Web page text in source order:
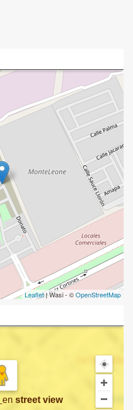
Leaflet| Wasi - ©OpenStreetMap
en street view